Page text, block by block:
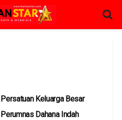
Persatuan Keluarga Besar
Perumnas Dahana Indah